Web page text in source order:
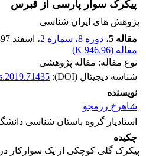
پیکرک سوار پارسی از قبرس
پژوهش های ایران شناسی
مقاله 5
، دوره 8، شماره 2 ، اسفند 1397
مقاله (946.96 K
)
نوع مقاله: مقاله پژوهشی
شناسه دیجیتال (DOI):
نویسنده
شاهرخ رزمجو
استادیار گروه باستان شناسی
چکیده
پیکرک گلی کوچکی از یک سوارکار